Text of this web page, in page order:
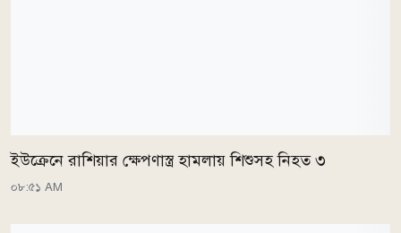
ইউক্রেনে রাশিয়ার ক্ষেপণাস্ত্র হামলায় শিশুসহ নিহত ৩
০৮:৫১ AM